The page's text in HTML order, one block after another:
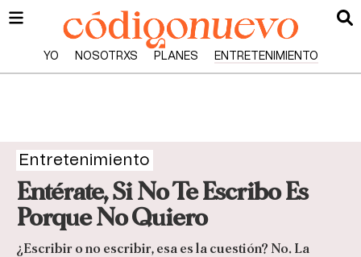
YO NOSOTRXS PLANES ENTRETENIMIENTO
Entretenimiento
Entérate, Si No Te Escribo Es
Porque No Quiero
¿Escribir o no escribir, esa es la cuestión? No. La